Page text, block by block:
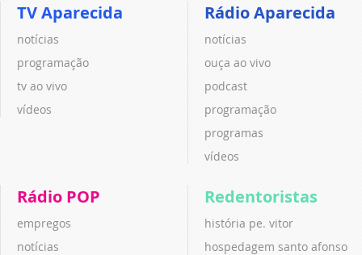
TV Aparecida
notícias
programação
tv ao vivo
vídeos
Rádio Aparecida
notícias
ouça ao vivo
podcast
programação
programas
vídeos
Rádio POP
empregos
notícias
Redentoristas
história pe. vitor
hospedagem santo afonso